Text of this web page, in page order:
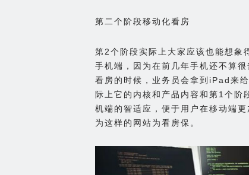
第二个阶段移动化看房
第2个阶段实际上大家应该也能想象
手机端，因为在前几年手机还不算
看房的时候，业务员会拿到iPad来
际上它的内核和产品内容和第1个
机端的智适应，便于用户在移动端
为这样的网站为看房保。